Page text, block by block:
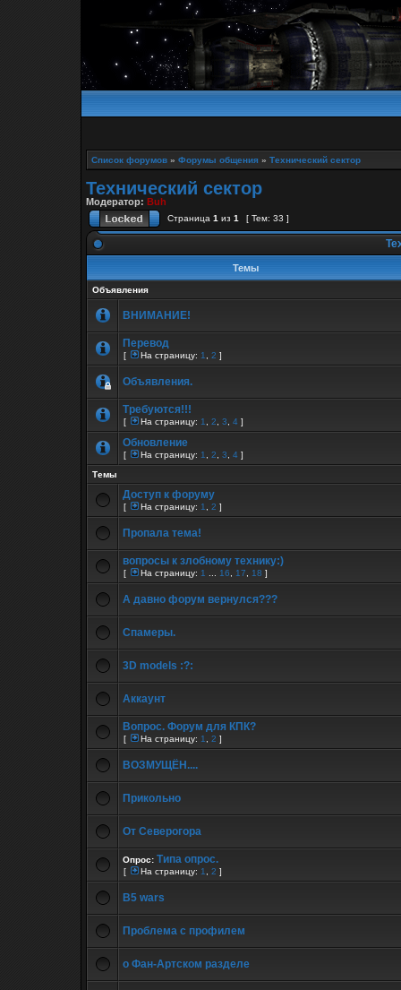
Список форумов » Форумы общения » Технический сектор
Технический сектор
Модератор: Buh
Страница 1 из 1 [ Тем: 33 ]
Темы
Объявления
ВНИМАНИЕ!
Перевод
[ На страницу: 1 2 ]
Объявления.
Требуются!!!
[ На страницу: 1 2 3 4 ]
Обновление
[ На страницу: 1 2 3 4 ]
Темы
Доступ к форуму
[ На страницу: 1 2 ]
Пропала тема!
вопросы к злобному технику:)
[ На страницу: 1 16 17 18 ]
А давно форум вернулся???
Спамеры.
3D models :?:
Аккаунт
Вопрос. Форум для КПК?
[ На страницу: 1 2 ]
ВОЗМУЩЁН....
Прикольно
От Северогора
Опрос: Типа опрос.
[ На страницу: 1 2 ]
B5 wars
Проблема с профилем
о Фан-Артском разделе